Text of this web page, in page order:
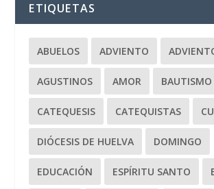
ETIQUETAS
ABUELOS ADVIENTO
AGUSTINOS AMOR BAUTISMO
CATEQUESIS CATEQUISTAS
DIÓCESIS DE HUELVA DOMINGO
EDUCACIÓN ESPÍRITU SANTO